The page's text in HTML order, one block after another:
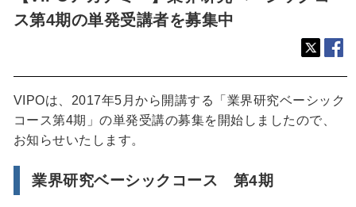
ス第4期の単発受講者を募集中
VIPOは、2017年5月から開講する「業界研究ベーシック
コース第4期」の単発受講の募集を開始しましたので、
お知らせいたします。
業界研究ベーシックコース 第4期